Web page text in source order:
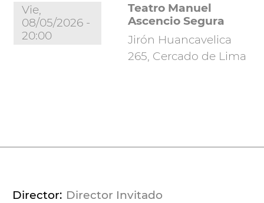
Vie,
08/05/2026 -
20:00
Teatro Manuel
Ascencio Segura
Jirón Huancavelica
265, Cercado de Lima
Director Director Invitado